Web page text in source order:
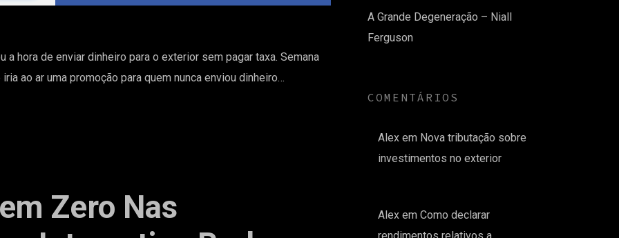
a hora de enviar dinheiro para o exterior sem pagar taxa. Semana
ao ar uma promoção para quem nunca enviou dinheiro…
Zero Nas
A Grande Degeneração – Niall
Ferguson
COMENTÁRIOS
Alex em Nova tributação sobre
investimentos no exterior
Alex emComo declarar
rendimentos relativos a